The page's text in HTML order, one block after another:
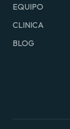
EQUIPO
CLINICA
BLOG